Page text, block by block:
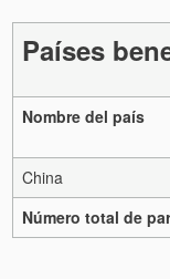
Países
Nombre del país
China
Número total de